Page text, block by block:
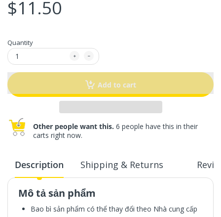
$11.50
Quantity
Add to cart
Other people want this. 6 people have this in their
carts right now.
Description Shipping & Returns
Mô tả sản phẩm
Bao bì sản phẩm có thể thay đổi theo Nhà cung cấp